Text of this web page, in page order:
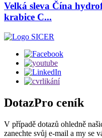
Velká sleva Čína
krabice C...
DotazPro ceník
V případě dotazů ohledně
zanechte svůj e-mail a my se